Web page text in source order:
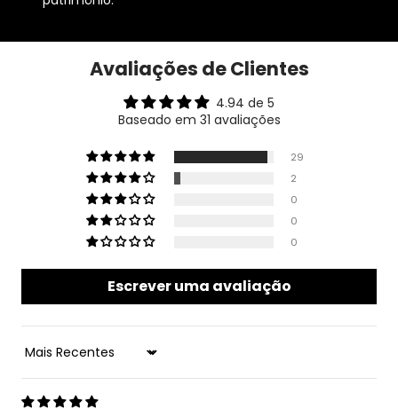
Avaliações de Clientes
4.94 de 5
Baseado em 31 avaliações
29
2
0
0
0
Escrever uma avaliação
Sort by